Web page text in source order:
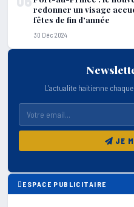
redonner un visage
fêtes de fin d’année
30 Déc 2024
L'actualite haitienne
JE
ESPACE PUBLICITAIRE